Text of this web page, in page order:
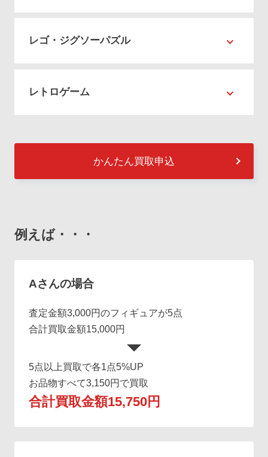
レゴ・ジグソーパズル
レトロゲーム
かんたん買取申込
例えば・・・
Aさんの場合
査定金額3,000円のフィギュアが5点
合計買取金額15,000円
5点以上買取で各1点5%UP
お品物すべて3,150円で買取
合計買取金額15,750円